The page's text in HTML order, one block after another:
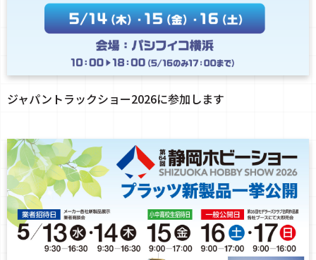
ジャパントラックショー2026に参加します